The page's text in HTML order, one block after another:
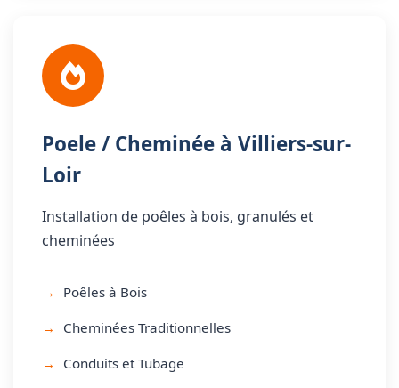
Poele / Cheminée à Villiers-sur-
Loir
Installation de poêles à bois, granulés et
cheminées
Poêles à Bois
Cheminées Traditionnelles
Conduits et Tubage